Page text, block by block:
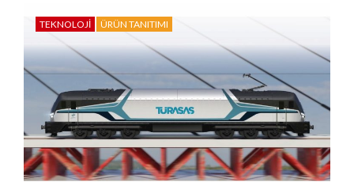
TEKNOLOJI ÜRÜN TANITIMI